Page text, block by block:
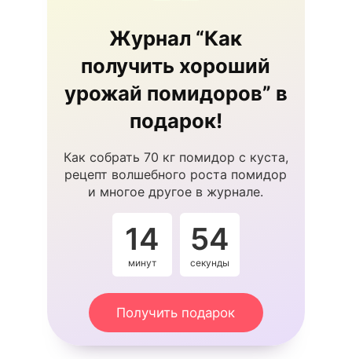
Журнал “Как
получить хороший
урожай помидоров” в
подарок!
Как собрать 70 кг помидор с куста,
рецепт волшебного роста помидор
и многое другое в журнале.
14
минут
53
секунды
Получить подарок